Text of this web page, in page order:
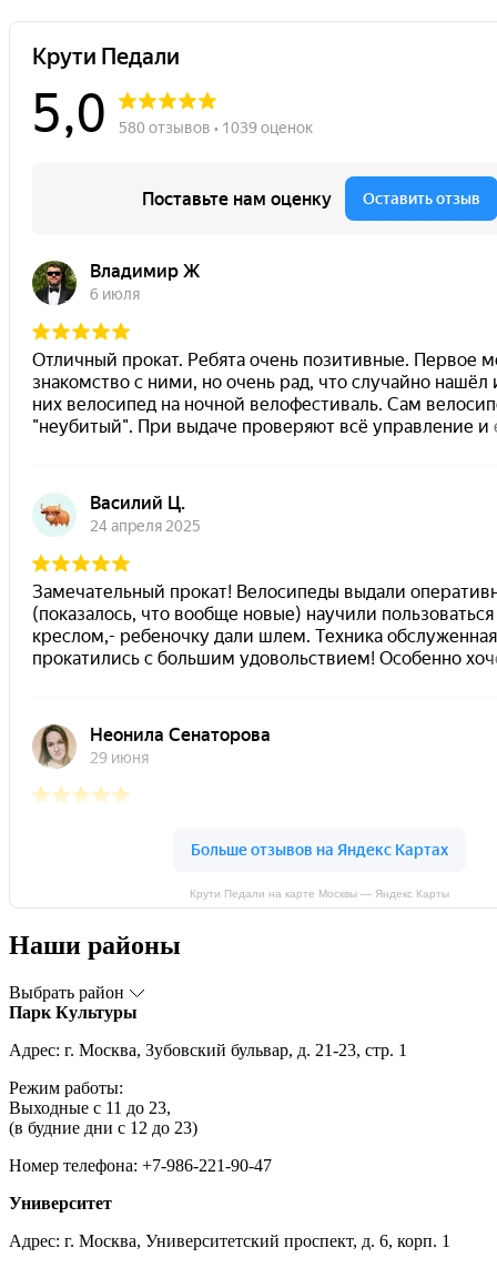
Крути Педали на карте Москвы — Яндекс Карты
Наши районы
Выбрать район
Парк Культуры
Адрес: г. Москва, Зубовский бульвар, д. 21-23, стр. 1
Режим работы:
Выходные с 11 до 23,
(в будние дни с 12 до 23)
Номер телефона: +7-986-221-90-47
Университет
Адрес: г. Москва, Университетский проспект, д. 6, корп. 1